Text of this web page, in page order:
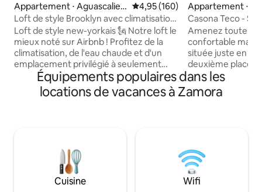
Appartement ⋅ Aguascalien
tes
Évaluation moyenne sur la
4,95 (160)
Loft de style Brooklyn avec climatisation
et garage
Loft de style new-yorkais 🗽 Notre loft le
mieux noté sur Airbnb ! Profitez de la
climatisation, de l'eau chaude et d'un
emplacement privilégié à seulement
10 minutes des principaux sites de la ville.
Garez votre voiture en toute sécurité
dans un garage privé. Détendez-vous
téléviseurs intelligents avec Prime Video
et d'une connexion Wi-Fi rapide. Les
magasins et la laverie sont à quelques
Appartement ⋅
re
Casona Teco -
Amenez toute la
confortable
située juste en
deuxième place
Zamora. Profitez
central, entouré
de restaurants et
Les événements
rassemblements
l'espace peut
personnes.
Équipements populaires dans les
locations de vacances à Zamora
Cuisine Wifi